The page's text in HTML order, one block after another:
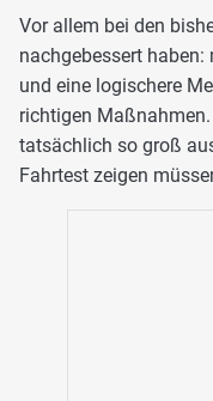
Vor allem bei den
nachgebessert haben:
und eine logischere
richtigen
tatsächlich so groß
Fahrtest zeigen